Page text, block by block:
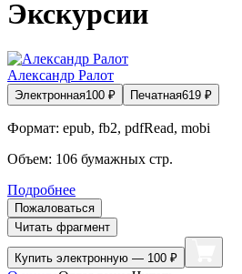
Экскурсии
Александр Ралот
Электронная100 ₽ Печатная619 ₽
Формат: epub, fb2, pdfRead, mobi
Объем: 106 бумажных стр.
Подробнее
Пожаловаться
Читать фрагмент
Купить электронную — 100 ₽